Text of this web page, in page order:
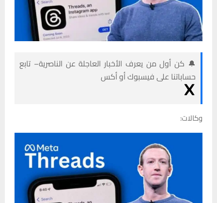
🔔 كن أول من يعرف الأخبار العاجلة عن الناصرية– تابع
حساباتنا على فيسبوك أو أكس
وكالات: